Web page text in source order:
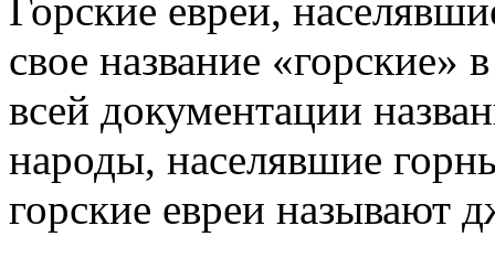
Горские евреи,
свое название «горские»
всей документации
народы, населявшие
горские евреи называют